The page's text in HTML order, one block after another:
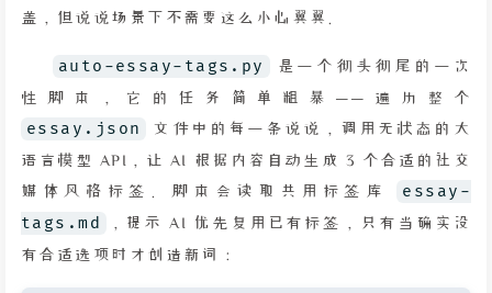
盖，但说说场景下不需要这么小心翼翼。
auto-essay-tags.py
是一个彻头彻尾的一次
性脚本，它的任务简单粗暴——遍历整个
essay.json
文件中的每一条说说，调用无状态的大
语言模型 API，让 AI 根据内容自动生成 3 个合适的社交
媒体风格标签。脚本会读取共用标签库
essay-
tags.md
，提示 AI 优先复用已有标签，只有当确实没
有合适选项时才创造新词：